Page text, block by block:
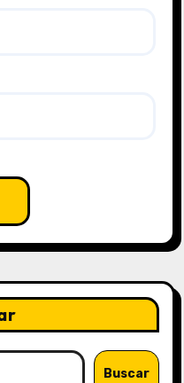
Buscar